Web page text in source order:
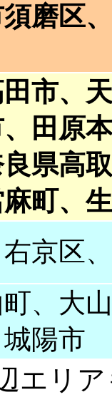
磨区
市、
田原
県高
町、
京区
、大
陽市
エリ